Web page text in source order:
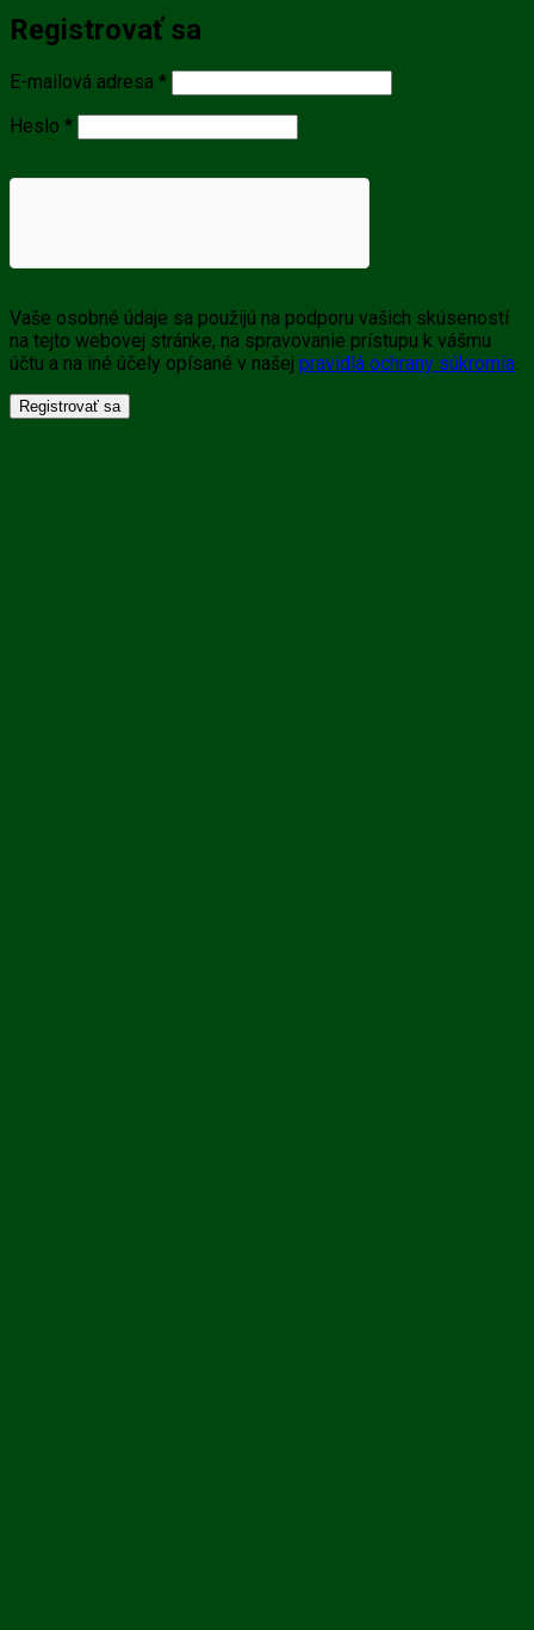
Registrovať sa
E-mailová adresa *Povinné
Heslo *Povinné
Vaše osobné údaje sa použijú na podporu vašich skúseností
na tejto webovej stránke, na spravovanie prístupu k vášmu
účtu a na iné účely opísané v našej pravidlá ochrany súkromia.
Registrovať sa